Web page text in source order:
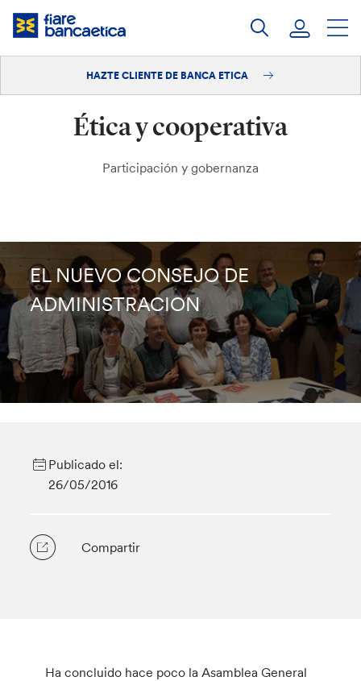
Saltar
Hazte cliente
HAZTE CLIENTE DE BANCA ETICA
Ética y cooperativa
Participación y gobernanza
EL NUEVO CONSEJO DE
ADMINISTRACION
Publicado el:
26/05/2016
Compartir
Ha concluido hace poco la Asamblea General